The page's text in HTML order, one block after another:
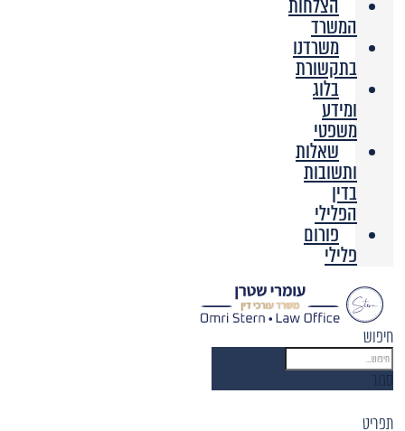
המשרד
משרדנו
בתקשורת
בלוג
ומידע
משפטי
שאלות
ותשובות
בדין
הפלילי
פורום
פלילי
חיפוש
תפריט